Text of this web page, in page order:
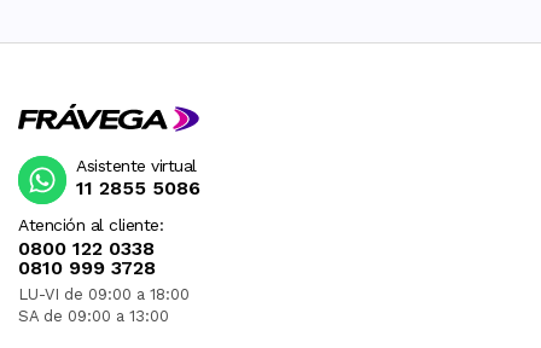
Atención al cliente:
0800 122 0338
0810 999 3728
LU-VI de 09:00 a 18:00
SA de 09:00 a 13:00
Asistente virtual
11 2855 5086